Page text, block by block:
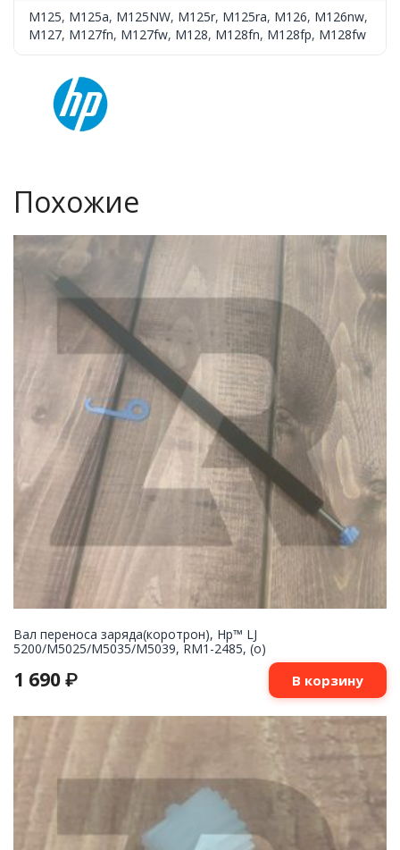
M125, M125a, M125NW, M125r, M125ra, M126, M126nw,
M127, M127fn, M127fw, M128, M128fn, M128fp, M128fw
Похожие
Вал переноса заряда(коротрон), Hp™ LJ
5200/M5025/M5035/M5039, RM1-2485, (о)
1 690 ₽ В корзину